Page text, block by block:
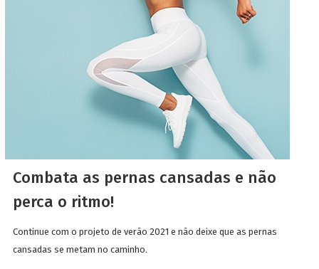
Combata as pernas cansadas e não
perca o ritmo!
Continue com o projeto de verão 2021 e não deixe que as pernas
cansadas se metam no caminho.